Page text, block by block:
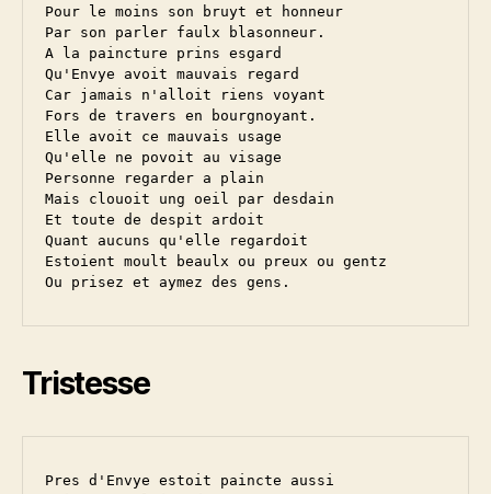
Pour le moins son bruyt et honneur
Par son parler faulx blasonneur.
A la paincture prins esgard
Qu'Envye avoit mauvais regard
Car jamais n'alloit riens voyant
Fors de travers en bourgnoyant.
Elle avoit ce mauvais usage
Qu'elle ne povoit au visage
Personne regarder a plain
Mais clouoit ung oeil par desdain
Et toute de despit ardoit
Quant aucuns qu'elle regardoit
Estoient moult beaulx ou preux ou gentz
Tristesse
Pres d'Envye estoit paincte aussi